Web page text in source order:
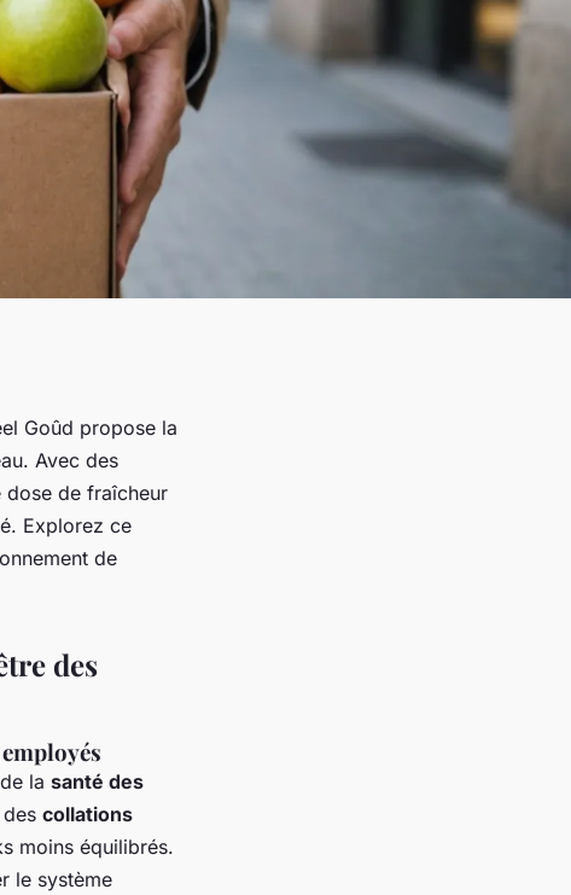
Goûd propose la
Avec des
dose de fraîcheur
Explorez ce
de
des
la santé des
collations
moins équilibrés.
le système